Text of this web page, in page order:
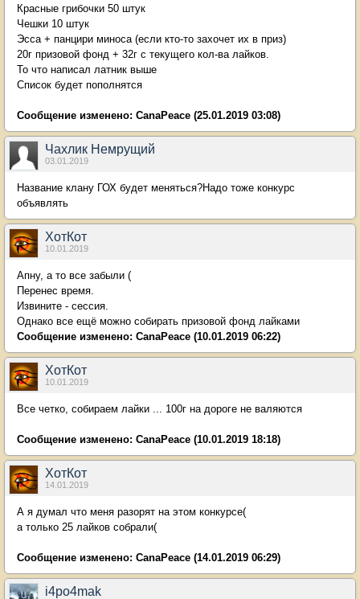
Красные грибочки 50 штук
Чешки 10 штук
Эсса + панцири миноса (если кто-то захочет их в приз)
20г призовой фонд + 32г с текущего кол-ва лайков.
То что написал латник выше
Список будет пополнятся
Сообщение изменено: CanaPeace (25.01.2019 03:08)
Чахлик Немрущий
03.01.2019
Название клану ГОХ будет меняться?Надо тоже конкурс
объявлять
ХотКот
10.01.2019
Апну, а то все забыли (
Перенес время.
Извините - сессия.
Однако все ещё можно собирать призовой фонд лайками
Сообщение изменено: CanaPeace (10.01.2019 06:22)
ХотКот
10.01.2019
Все четко, собираем лайки ... 100г на дороге не валяются
Сообщение изменено: CanaPeace (10.01.2019 18:18)
ХотКот
14.01.2019
А я думал что меня разорят на этом конкурсе(
а только 25 лайков собрали(
Сообщение изменено: CanaPeace (14.01.2019 06:29)
i4po4mak